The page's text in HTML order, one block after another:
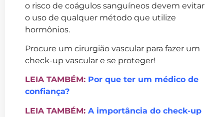
o risco de coágulos sanguíneos devem evitar
o uso de qualquer método que utilize
hormônios.
Procure um cirurgião vascular para fazer um
check-up vascular e se proteger!
LEIA TAMBÉM: Por que ter um médico de
confiança?
LEIA TAMBÉM: A importância do check-up